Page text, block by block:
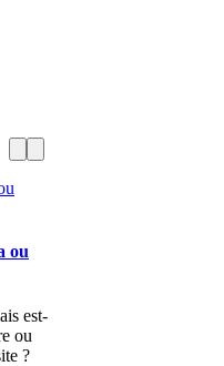
ou
est-
ou
?